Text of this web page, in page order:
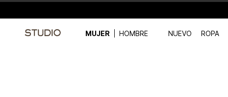
MUJER HOMBRE NUEVO ROPA